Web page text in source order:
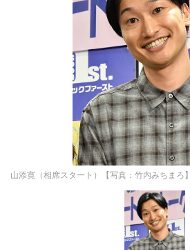
山添寛（相席スタート）【写真：竹内みちまろ】